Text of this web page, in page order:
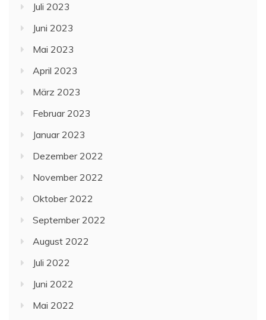
Juli 2023
Juni 2023
Mai 2023
April 2023
März 2023
Februar 2023
Januar 2023
Dezember 2022
November 2022
Oktober 2022
September 2022
August 2022
Juli 2022
Juni 2022
Mai 2022